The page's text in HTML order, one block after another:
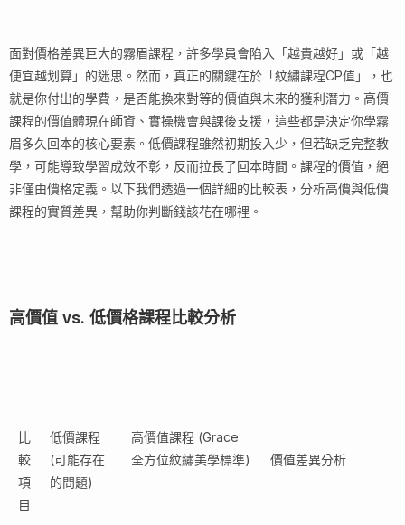
面對價格差異巨大的霧眉課程，許多學員會陷入「越貴越好」或「越
便宜越划算」的迷思。然而，真正的關鍵在於「紋繡課程CP值」，也
就是你付出的學費，是否能換來對等的價值與未來的獲利潛力。高價
課程的價值體現在師資、實操機會與課後支援，這些都是決定你學霧
眉多久回本的核心要素。低價課程雖然初期投入少，但若缺乏完整教
學，可能導致學習成效不彰，反而拉長了回本時間。課程的價值，絕
非僅由價格定義。以下我們透過一個詳細的比較表，分析高價與低價
課程的實質差異，幫助你判斷錢該花在哪裡。
高價值 vs. 低價格課程比較分析
比
較
項
目
低價課程
(可能存在
的問題)
高價值課程 (Grace
全方位紋繡美學標準)
價值差異分析